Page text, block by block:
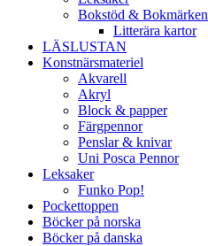
Bokstöd & Bokmärken
Litterära kartor
LÄSLUSTAN
Konstnärsmateriel
Akvarell
Akryl
Block & papper
Färgpennor
Penslar & knivar
Uni Posca Pennor
Leksaker
Funko Pop!
Pockettoppen
Böcker på norska
Böcker på danska